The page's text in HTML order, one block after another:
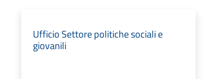
Ufficio Settore politiche sociali e
giovanili